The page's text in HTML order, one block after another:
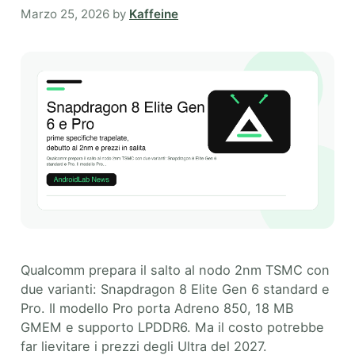
Marzo 25, 2026 by Kaffeine
Qualcomm prepara il salto al nodo 2nm TSMC con
due varianti: Snapdragon 8 Elite Gen 6 standard e
Pro. Il modello Pro porta Adreno 850, 18 MB
GMEM e supporto LPDDR6. Ma il costo potrebbe
far lievitare i prezzi degli Ultra del 2027.